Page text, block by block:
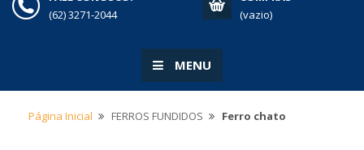
(62) 3271-2044
(vazio)
MENU
Página Inicial FERROS FUNDIDOS Ferro chato